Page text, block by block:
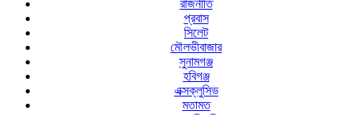
রাজনীতি
প্রবাস
সিলেট
মৌলভীবাজার
সুনামগঞ্জ
হবিগঞ্জ
এক্সক্লুসিভ
মতামত